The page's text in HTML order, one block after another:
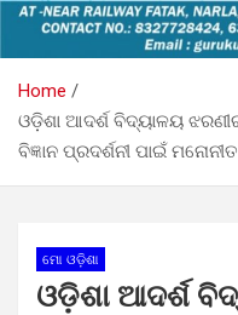
Home
ଓଡ଼ିଶା ଆଦର୍ଶ ବିଦ୍ୟାଳୟ
ବିଜ୍ଞାନ ପ୍ରଦର୍ଶନୀ ପାଇଁ ମନୋନୀତ
ମୋ ଓଡ଼ିଶା
ଓଡ଼ିଶା ଆଦର୍ଶ